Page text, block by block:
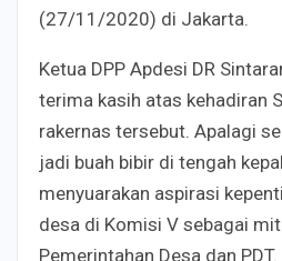
(27/11/2020) di Jakarta.
Ketua DPP Apdesi DR
terima kasih atas kehadiran
rakernas tersebut. Apalagi
jadi buah bibir di tengah
menyuarakan aspirasi
desa di Komisi V sebagai
Pemerintahan Desa dan PDT.